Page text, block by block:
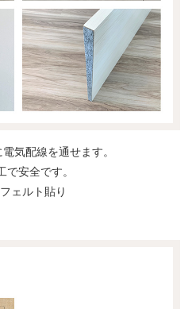
気配線を通せます。
安全です。
ェルト貼り